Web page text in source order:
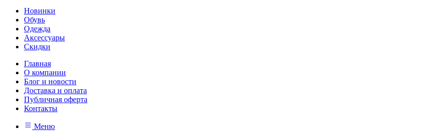
Новинки
Обувь
Одежда
Аксессуары
Скидки
Главная
О компании
Блог и новости
Доставка и оплата
Публичная оферта
Контакты
Меню